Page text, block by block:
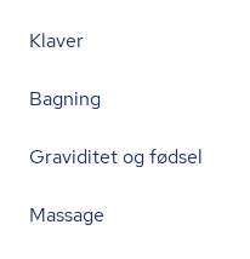
Klaver
Bagning
Graviditet og fødsel
Massage